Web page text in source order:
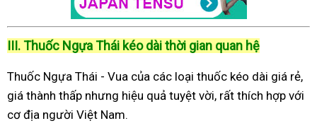
III. Thuốc Ngựa Thái kéo dài thời gian quan hệ
Thuốc Ngựa Thái - Vua của các loại thuốc kéo dài giá rẻ,
giá thành thấp nhưng hiệu quả tuyệt vời, rất thích hợp với
cơ địa người Việt Nam.